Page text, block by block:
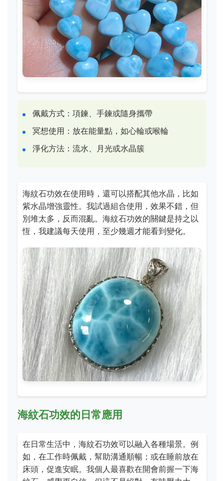
佩戴方式：項鍊、手鍊或隨身攜帶
冥想使用：放在能量點，如心輪或喉輪
淨化方法：流水、月光或水晶簇
海紋石功效在使用時，還可以搭配其他水晶，比如
紫水晶增強靈性。我試過組合使用，效果不錯，但
別堆太多，反而混亂。海紋石功效的關鍵是持之以
恆，我建議每天使用，至少幾週才能看到變化。
海紋石功效的日常應用
在日常生活中，海紋石功效可以融入各種場景。例
如，在工作時佩戴，幫助溝通順暢；或在睡前放在
床頭，促進安眠。我個人最喜歡在開會前握一下海